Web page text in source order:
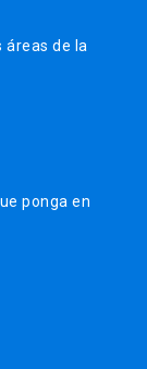
áreas de la
ponga en